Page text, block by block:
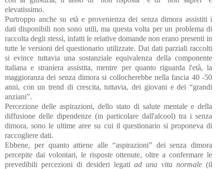
elevatissimo.
Purtroppo anche su età e provenienza dei senza dimora assistiti i
dati disponibili non sono utili, ma questa volta per un problema di
raccolta degli stessi, infatti le relative domande non erano presenti in
tutte le versioni del questionario utilizzate. Dai dati parziali raccolti
si evince tuttavia una sostanziale equivalenza della componente
italiana e straniera assistita, mentre per quanto riguarda l'età, la
maggioranza dei senza dimora si collocherebbe nella fascia 40 -50
anni, con un trend di crescita, tuttavia, dei giovani e dei “grandi
anziani”.
Percezione delle aspirazioni, dello stato di salute mentale e della
diffusione delle dipendenze (in particolare dall'alcool) tra i senza
dimora, sono le ultime aree su cui il questionario si proponeva di
raccogliere dati.
Ebbene, per quanto attiene alle “aspirazioni” dei senza dimora
percepite dai volontari, le risposte ottenute, oltre a confermare le
prevedibili percezioni di desideri legati ad una vita normale (il